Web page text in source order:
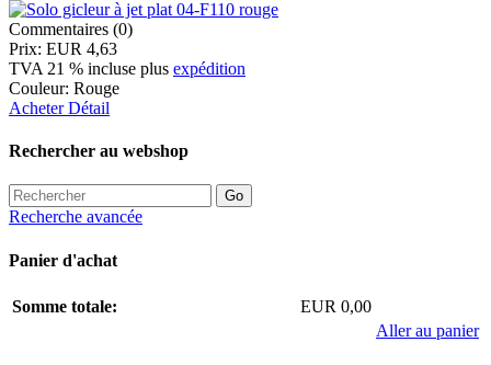
Commentaires (0)
Prix: EUR 4,63
TVA 21 % incluse plus expédition
Couleur: Rouge
AcheterDétail
Rechercher au webshop
Recherche avancée
Panier d'achat
Somme totale:
EUR 0,00
Aller au panier